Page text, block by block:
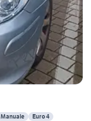
Manuale Euro 4